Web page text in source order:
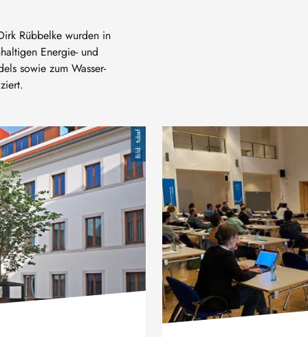
Rübbelke wurden in
Energie- und
sowie zum Wasser-
tubaf Bild